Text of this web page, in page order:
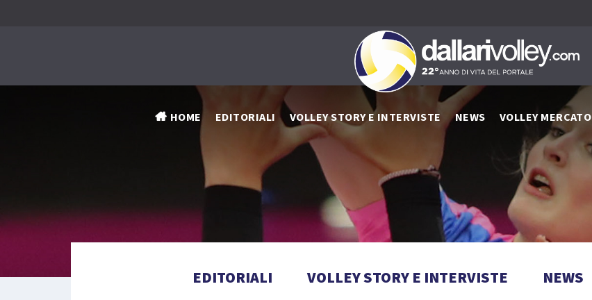
HOME EDITORIALI VOLLEY STORY E INTERVISTE NEWS VOLLEY MERCATO
EDITORIALI VOLLEY STORY E INTERVISTE NEWS